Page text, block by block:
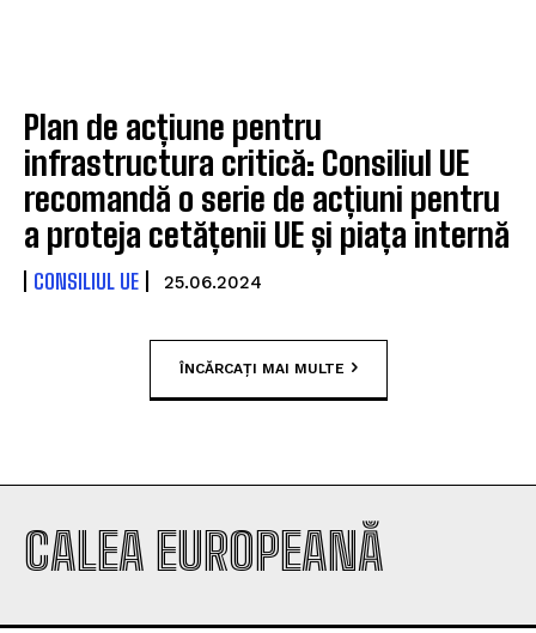
Plan de acțiune pentru
infrastructura critică: Consiliul UE
recomandă o serie de acțiuni pentru
a proteja cetățenii UE și piața internă
CONSILIUL UE 25.06.2024
ÎNCĂRCAȚI MAI MULTE
CALEA EUROPEANĂ